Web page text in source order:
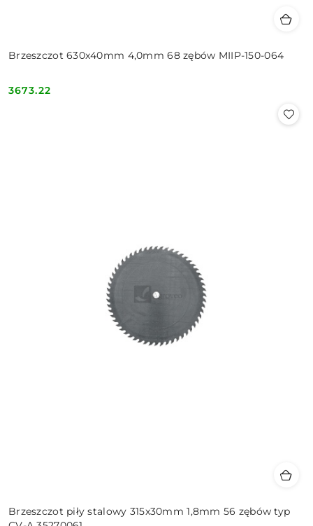
Brzeszczot 630x40mm 4,0mm 68 zębów MIIP-150-064
Cena:
3673.22
Brzeszczot piły stalowy 315x30mm 1,8mm 56 zębów typ